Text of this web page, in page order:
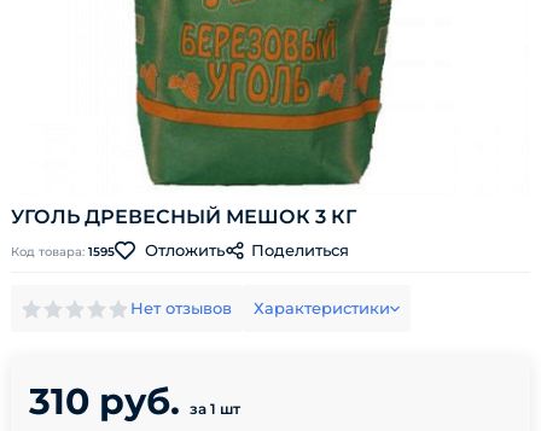
УГОЛЬ ДРЕВЕСНЫЙ МЕШОК 3 КГ
Код товара: 1595 Отложить Поделиться
Нет отзывов Характеристики
310 руб. за 1 шт